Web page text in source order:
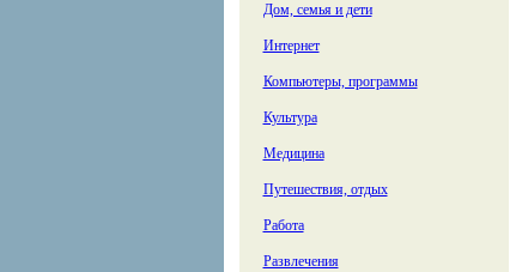
Дом, семья и дети
Интернет
Компьютеры, программы
Культура
Медицина
Путешествия, отдых
Работа
Развлечения